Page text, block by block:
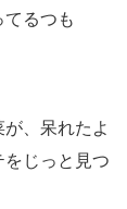
てるつも
、呆れたよ
をじっと見つ